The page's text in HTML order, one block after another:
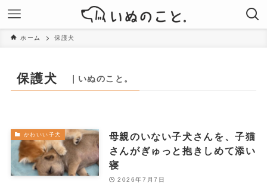
ホーム 保護犬
保護犬 ｜いぬのこと。
かわいい子犬
母親のいない子犬さんを、子猫
さんがぎゅっと抱きしめて添い
寝
2026年7月7日